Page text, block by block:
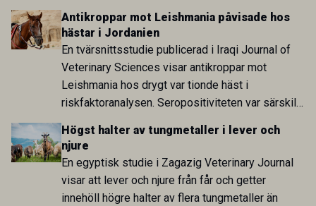
att skillnaden mot lågförbrukarländer som
Sverige är fortsatt stor.
Antikroppar mot Leishmania påvisade hos
hästar i Jordanien
En tvärsnittsstudie publicerad i Iraqi Journal of
Veterinary Sciences visar antikroppar mot
Leishmania hos drygt var tionde häst i
riskfaktoranalysen. Seropositiviteten var särskilt
hög i Zarqa och statistiskt kopplad till bland
annat stallhållning. Resultaten visar att hästarna
har exponerats för parasiten – men inte att de
fungerar som reservoarer eller bidrar till
smittspridning.
Högst halter av tungmetaller i lever och
njure
En egyptisk studie i Zagazig Veterinary Journal
visar att lever och njure från får och getter
innehöll högre halter av flera tungmetaller än